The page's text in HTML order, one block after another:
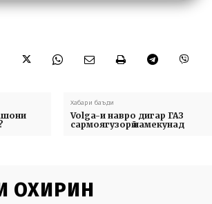
Хабари баъди
Volga-и навро дигар ГАЗ
сармоягузорӣ намекунад
ОХИРИН